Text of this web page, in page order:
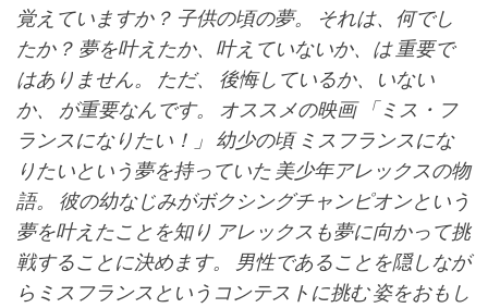
覚えていますか？ 子供の頃の夢。 それは、何でし
たか？ 夢を叶えたか、叶えていないか、は 重要で
はありません。 ただ、 後悔しているか、いない
か、 が重要なんです。 オススメの映画 「ミス・フ
ランスになりたい！」 幼少の頃 ミスフランスにな
りたいという夢を持っていた 美少年アレックスの物
語。 彼の幼なじみがボクシングチャンピオンという
夢を叶えたことを知り アレックスも夢に向かって挑
戦することに決めます。 男性であることを隠しなが
らミスフランスというコンテストに挑む 姿をおもし